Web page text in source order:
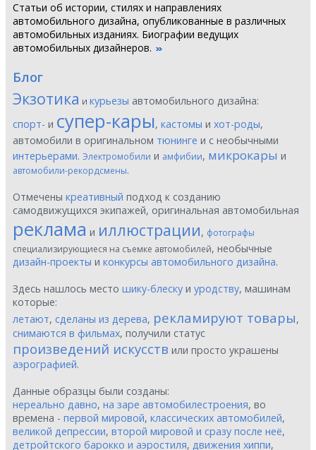
Статьи об истории, стилях и направлениях
автомобильного дизайна, опубликованные в различных
автомобильных изданиях. Биографии ведущих
автомобильных дизайнеров.
Блог
Экзотика и курьезы автомобильного дизайна:
спорт- и супер-кары, кастомы и хот-роды,
автомобили в оригинальном тюнинге и с необычными
интерьерами. Электромобили и амфибии, микрокары и
автомобили-рекордсмены.
Отмечены креативный подход к созданию
самодвижущихся экипажей, оригинальная автомобильная
реклама и иллюстрации, фотографы
специализирующиеся на съемке автомобилей, необычные
дизайн-проекты и конкурсы автомобильного дизайна.
Здесь нашлось место шику-блеску и уродству, машинам
которые:
летают, сделаны из дерева, рекламируют товары,
снимаются в фильмах, получили статус
произведений искусств или просто украшены
аэрографией.
Данные образцы были созданы:
нереально давно, на заре автомобилестроения, во
времена - первой мировой, классических автомобилей,
великой депрессии, второй мировой и сразу после неё,
детройтского барокко и аэростиля, движения хиппи,